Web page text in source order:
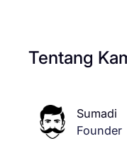
Tentang
Sumadi
Founder